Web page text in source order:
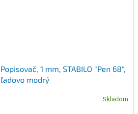
Popisovač, 1 mm, STABILO "Pen 68",
ľadovo modrý
Skladom